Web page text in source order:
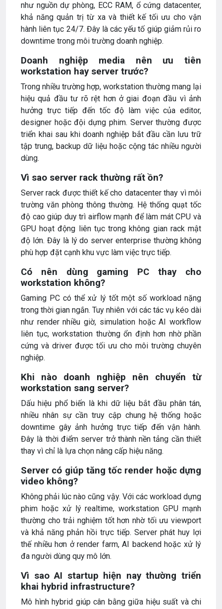
như nguồn dự phòng, ECC RAM, ổ cứng datacenter,
khả năng quản trị từ xa và thiết kế tối ưu cho vận
hành liên tục 24/7. Đây là các yếu tố giúp giảm rủi ro
downtime trong môi trường doanh nghiệp.
Doanh nghiệp media nên ưu tiên
workstation hay server trước?
Trong nhiều trường hợp, workstation thường mang lại
hiệu quả đầu tư rõ rệt hơn ở giai đoạn đầu vì ảnh
hưởng trực tiếp đến tốc độ làm việc của editor,
designer hoặc đội dựng phim. Server thường được
triển khai sau khi doanh nghiệp bắt đầu cần lưu trữ
tập trung, backup dữ liệu hoặc cộng tác nhiều người
dùng.
Vì sao server rack thường rất ồn?
Server rack được thiết kế cho datacenter thay vì môi
trường văn phòng thông thường. Hệ thống quạt tốc
độ cao giúp duy trì airflow mạnh để làm mát CPU và
GPU hoạt động liên tục trong không gian rack mật
độ lớn. Đây là lý do server enterprise thường không
phù hợp đặt cạnh khu vực làm việc trực tiếp.
Có nên dùng gaming PC thay cho
workstation không?
Gaming PC có thể xử lý tốt một số workload nặng
trong thời gian ngắn. Tuy nhiên với các tác vụ kéo dài
như render nhiều giờ, simulation hoặc AI workflow
liên tục, workstation thường ổn định hơn nhờ phần
cứng và driver được tối ưu cho môi trường chuyên
nghiệp.
Khi nào doanh nghiệp nên chuyển từ
workstation sang server?
Dấu hiệu phổ biến là khi dữ liệu bắt đầu phân tán,
nhiều nhân sự cần truy cập chung hệ thống hoặc
downtime gây ảnh hưởng trực tiếp đến vận hành.
Đây là thời điểm server trở thành nền tảng cần thiết
thay vì chỉ là lựa chọn nâng cấp hiệu năng.
Server có giúp tăng tốc render hoặc dựng
video không?
Không phải lúc nào cũng vậy. Với các workload dựng
phim hoặc xử lý realtime, workstation GPU mạnh
thường cho trải nghiệm tốt hơn nhờ tối ưu viewport
và khả năng phản hồi trực tiếp. Server phát huy lợi
thế nhiều hơn ở render farm, AI backend hoặc xử lý
đa người dùng quy mô lớn.
Vì sao AI startup hiện nay thường triển
khai hybrid infrastructure?
Mô hình hybrid giúp cân bằng giữa hiệu suất và chi